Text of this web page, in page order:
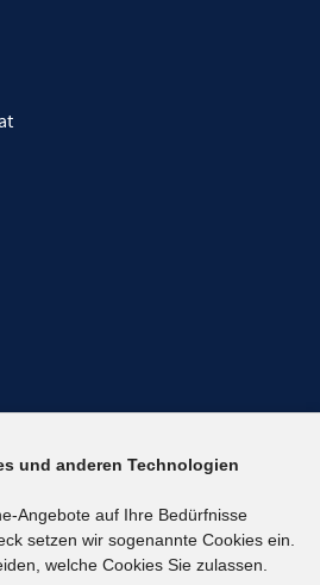
und anderen Technologien
Angebote auf Ihre Bedürfnisse
setzen wir sogenannte Cookies ein.
welche Cookies Sie zulassen.